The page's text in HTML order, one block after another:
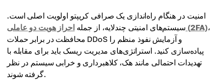
امنیت در هنگام راه‌اندازی یک صرافی کریپتو اولویت اصلی است.
سیستم‌های امنیتی چندلایه، از جمله
احراز هویت دو عاملی (2FA)،
محافظت در برابر حملات DDoS و آزمایش نفوذ منظم را
پیاده‌سازی کنید. استراتژی‌های مدیریت ریسک باید برای مقابله با
تهدیدات احتمالی مانند هک، کلاهبرداری و خرابی سیستم در نظر
گرفته شوند.